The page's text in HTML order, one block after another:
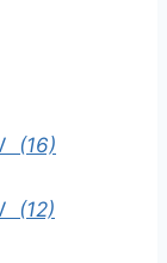
(16)
(12)